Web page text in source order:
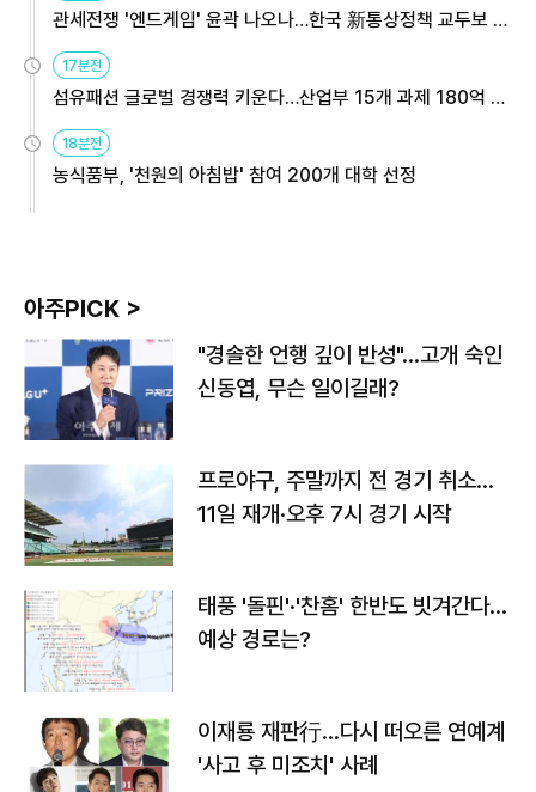
관세전쟁 '엔드게임' 윤곽 나오나…한국 新통상정책 교두보 활
용해야
17분전
섬유패션 글로벌 경쟁력 키운다…산업부 15개 과제 180억 지
원
18분전
농식품부, '천원의 아침밥' 참여 200개 대학 선정
아주PICK >
"경솔한 언행 깊이 반성"…고개 숙인
신동엽, 무슨 일이길래?
프로야구, 주말까지 전 경기 취소…
11일 재개·오후 7시 경기 시작
태풍 '돌핀'·'찬홈' 한반도 빗겨간다…
예상 경로는?
이재룡 재판行…다시 떠오른 연예계
'사고 후 미조치' 사례